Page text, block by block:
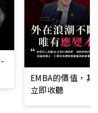
EMBA的價值，
立即收聽